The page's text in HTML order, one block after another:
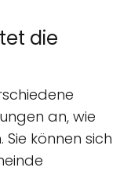
die
an, wie
Sie können sich